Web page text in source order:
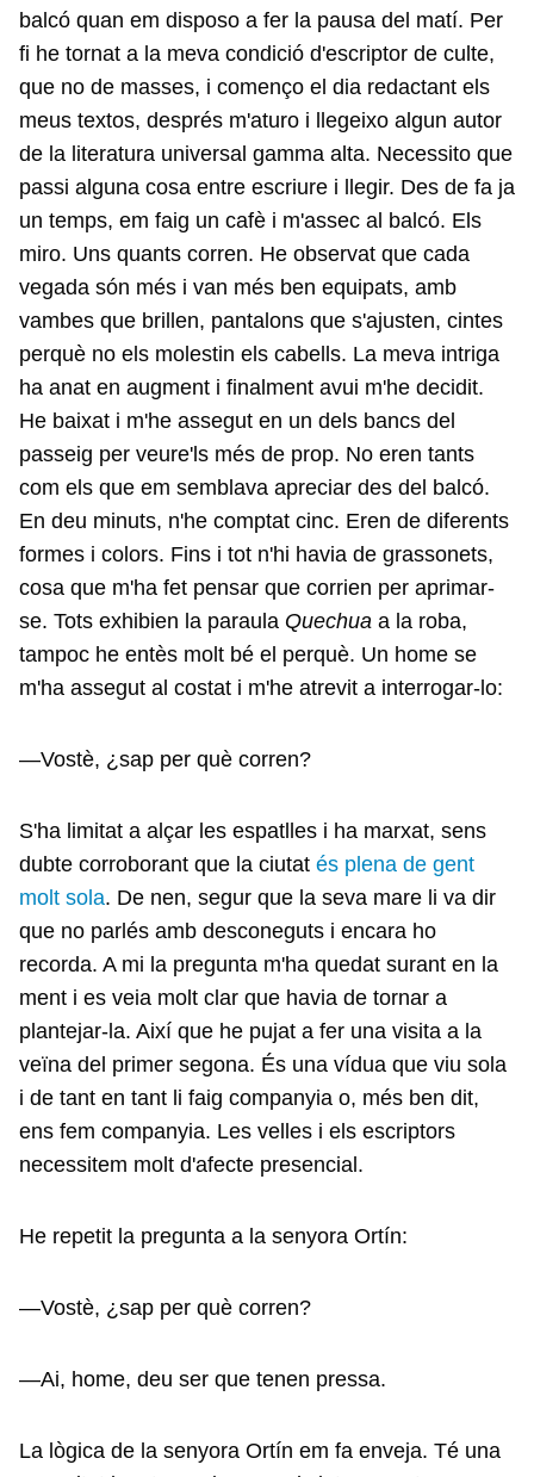
balcó quan em disposo a fer la pausa del matí. Per
fi he tornat a la meva condició d'escriptor de culte,
que no de masses, i començo el dia redactant els
meus textos, després m'aturo i llegeixo algun autor
de la literatura universal gamma alta. Necessito que
passi alguna cosa entre escriure i llegir. Des de fa ja
un temps, em faig un cafè i m'assec al balcó. Els
miro. Uns quants corren. He observat que cada
vegada són més i van més ben equipats, amb
vambes que brillen, pantalons que s'ajusten, cintes
perquè no els molestin els cabells. La meva intriga
ha anat en augment i finalment avui m'he decidit.
He baixat i m'he assegut en un dels bancs del
passeig per veure'ls més de prop. No eren tants
com els que em semblava apreciar des del balcó.
En deu minuts, n'he comptat cinc. Eren de diferents
formes i colors. Fins i tot n'hi havia de grassonets,
cosa que m'ha fet pensar que corrien per aprimar-
se. Tots exhibien la paraula Quechua a la roba,
tampoc he entès molt bé el perquè. Un home se
m'ha assegut al costat i m'he atrevit a interrogar-lo:
—Vostè, ¿sap per què corren?
S'ha limitat a alçar les espatlles i ha marxat, sens
dubte corroborant que la ciutat és plena de gent
molt sola. De nen, segur que la seva mare li va dir
que no parlés amb desconeguts i encara ho
recorda. A mi la pregunta m'ha quedat surant en la
ment i es veia molt clar que havia de tornar a
plantejar-la. Així que he pujat a fer una visita a la
veïna del primer segona. És una vídua que viu sola
i de tant en tant li faig companyia o, més ben dit,
ens fem companyia. Les velles i els escriptors
necessitem molt d'afecte presencial.
He repetit la pregunta a la senyora Ortín:
—Vostè, ¿sap per què corren?
—Ai, home, deu ser que tenen pressa.
La lògica de la senyora Ortín em fa enveja. Té una